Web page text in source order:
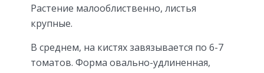
Растение малооблиственно, листья
крупные.
В среднем, на кистях завязывается по 6-7
томатов. Форма овально-удлиненная,